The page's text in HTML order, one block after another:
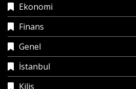
Ekonomi
Finans
Genel
İstanbul
Kilis